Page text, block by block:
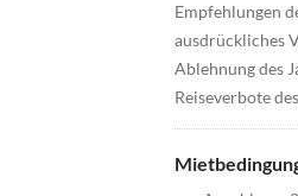
Empfehlungen
ausdrückliches
Ablehnung des
Reiseverbote